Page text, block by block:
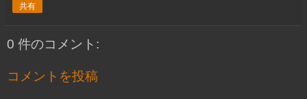
共有
0 件のコメント:
コメントを投稿